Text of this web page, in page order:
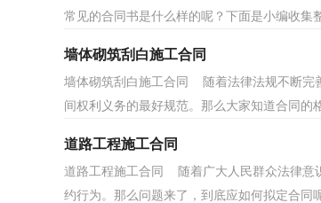
常见的合同书是什么样的呢？下面是小编收集
墙体砌筑刮白施工合同
墙体砌筑刮白施工合同 随着法律法规不断完
间权利义务的最好规范。那么大家知道合同的
道路工程施工合同
道路工程施工合同 随着广大人民群众法律意
约行为。那么问题来了，到底应如何拟定合同